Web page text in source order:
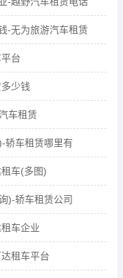
-无为旅游汽车租赁
台
少钱
车租赁
轿车租赁哪里有
车(多图)
)-轿车租赁公司
车企业
租车平台